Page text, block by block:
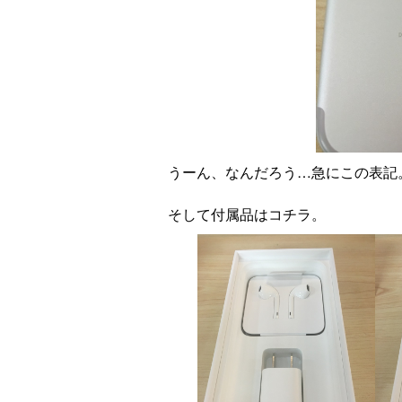
うーん、なんだろう…急にこの表記
そして付属品はコチラ。